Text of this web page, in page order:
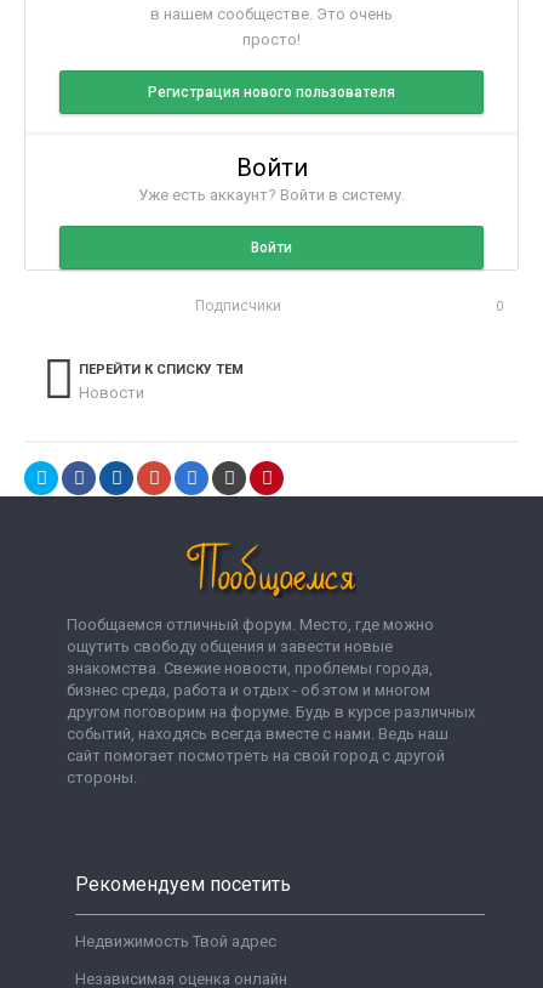
в нашем сообществе. Это очень
просто!
Регистрация нового пользователя
Войти
Уже есть аккаунт? Войти в систему.
Войти
Подписчики 0
ПЕРЕЙТИ К СПИСКУ ТЕМ
Новости
Пообщаемся отличный форум. Место, где можно
ощутить свободу общения и завести новые
знакомства. Свежие новости, проблемы города,
бизнес среда, работа и отдых - об этом и многом
другом поговорим на форуме. Будь в курсе различных
событий, находясь всегда вместе с нами. Ведь наш
сайт помогает посмотреть на свой город с другой
стороны.
Рекомендуем посетить
Недвижимость Твой адрес
Независимая оценка онлайн